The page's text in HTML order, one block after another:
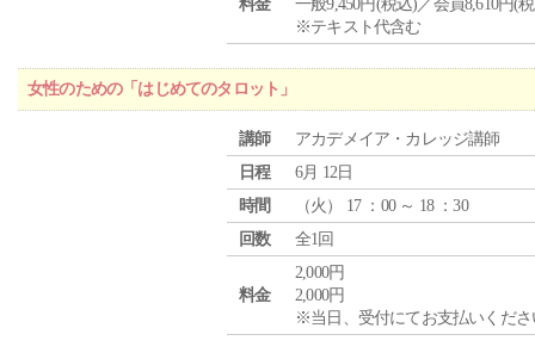
料金
一般9,450円(税込)／会員8,610円(
※テキスト代含む
女性のための「はじめてのタロット」
講師
アカデメイア・カレッジ講師
日程
6月 12日
時間
（火 ） 17 ：00 ～ 18 ：30
回数
全1回
料金
2,000円
2,000円
※当日、受付にてお支払いくださ